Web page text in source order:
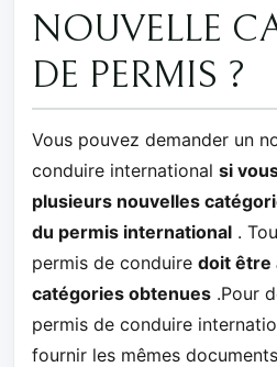
NOUVELLE
DE PERMIS ?
Vous pouvez demander un
conduire international si
plusieurs nouvelles
du permis international .
permis de conduire doit être
catégories obtenues .Pour
permis de conduire
fournir les mêmes